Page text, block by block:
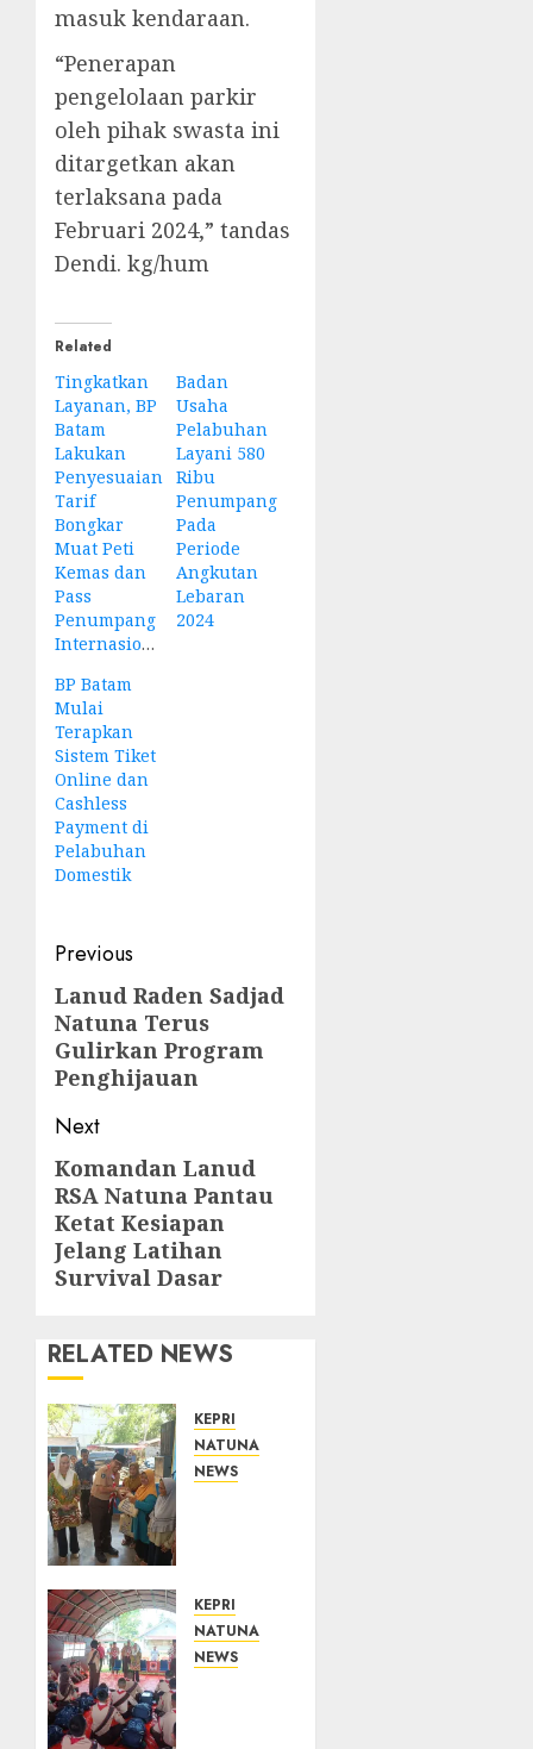
masuk kendaraan.
“Penerapan
pengelolaan parkir
oleh pihak swasta ini
ditargetkan akan
terlaksana pada
Februari 2024,” tandas
Dendi. kg/hum
Related
Tingkatkan
Layanan, BP
Batam
Lakukan
Penyesuaian
Tarif
Bongkar
Muat Peti
Kemas dan
Pass
Penumpang
Internasional
Badan
Usaha
Pelabuhan
Layani 580
Ribu
Penumpang
Pada
Periode
Angkutan
Lebaran
2024
BP Batam
Mulai
Terapkan
Sistem Tiket
Online dan
Cashless
Payment di
Pelabuhan
Domestik
Post
navigation
Previous
Previous
post:
Lanud Raden Sadjad
Natuna Terus
Gulirkan Program
Penghijauan
Next
Next
post:
Komandan Lanud
RSA Natuna Pantau
Ketat Kesiapan
Jelang Latihan
Survival Dasar
RELATED NEWS
KEPRI
NATUNA
NEWS
Bersama
Group
Hadir
KEPRI
NATUNA
NEWS